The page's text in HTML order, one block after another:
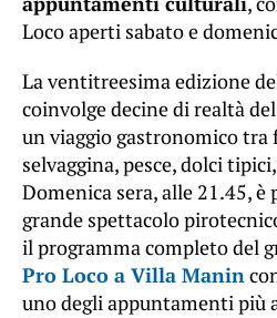
Loco aperti sabato e
La ventitreesima edizione
coinvolge decine di realtà
un viaggio gastronomico tra
selvaggina, pesce, dolci
Domenica sera, alle 21.45, è
grande spettacolo
il programma completo del
Pro Loco a Villa Manin
uno degli appuntamenti più